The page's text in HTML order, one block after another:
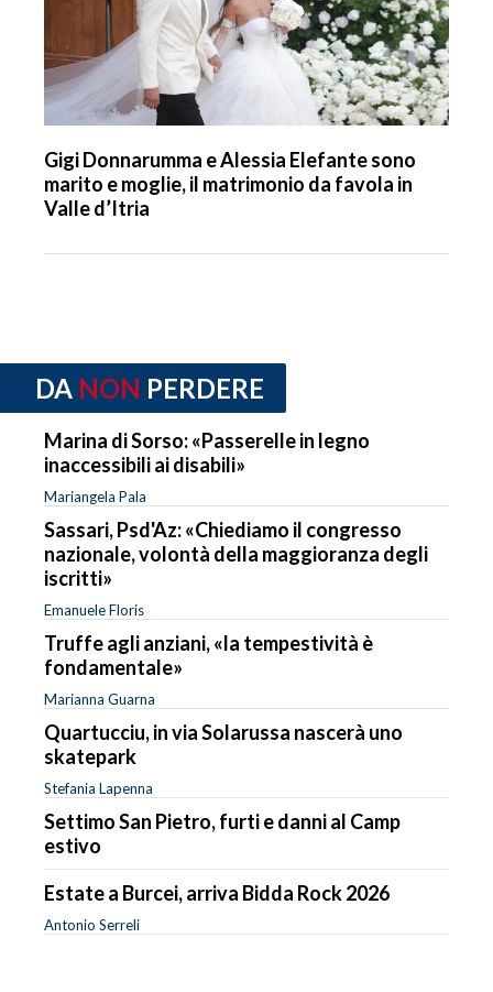
Gigi Donnarumma e Alessia Elefante sono
marito e moglie, il matrimonio da favola in
Valle d’Itria
DA NON PERDERE
Marina di Sorso: «Passerelle in legno
inaccessibili ai disabili»
Mariangela Pala
Sassari, Psd'Az: «Chiediamo il congresso
nazionale, volontà della maggioranza degli
iscritti»
Emanuele Floris
Truffe agli anziani, «la tempestività è
fondamentale»
Marianna Guarna
Quartucciu, in via Solarussa nascerà uno
skatepark
Stefania Lapenna
Settimo San Pietro, furti e danni al Camp
estivo
Estate a Burcei, arriva Bidda Rock 2026
Antonio Serreli